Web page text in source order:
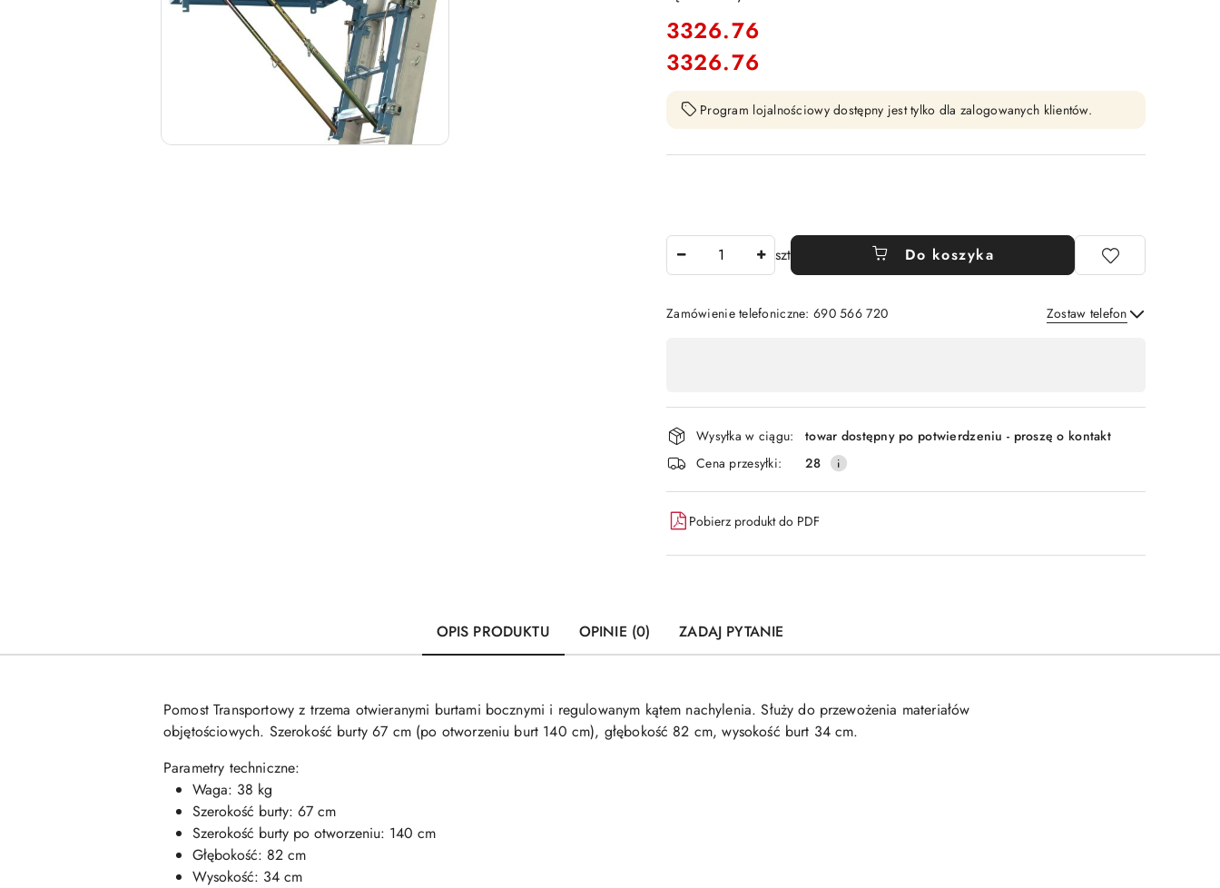
cena:
3326.76
Cena:
3326.76
Program lojalnościowy dostępny jest tylko dla zalogowanych klientów.
szt Do koszyka
Zamówienie telefoniczne: 690 566 720 Zostaw telefon
płatność
i
dostawa
Wysyłka w ciągu:
towar dostępny po potwierdzeniu - proszę o kontakt
Cena przesyłki:
28
Pobierz produkt do PDF
OPIS PRODUKTU OPINIE (0) ZADAJ PYTANIE
Pomost Transportowy z trzema otwieranymi burtami bocznymi i regulowanym kątem nachylenia. Służy do przewożenia materiałów
objętościowych. Szerokość burty 67 cm (po otworzeniu burt 140 cm), głębokość 82 cm, wysokość burt 34 cm.
Parametry techniczne:
Waga: 38 kg
Szerokość burty: 67 cm
Szerokość burty po otworzeniu: 140 cm
Głębokość: 82 cm
Wysokość: 34 cm